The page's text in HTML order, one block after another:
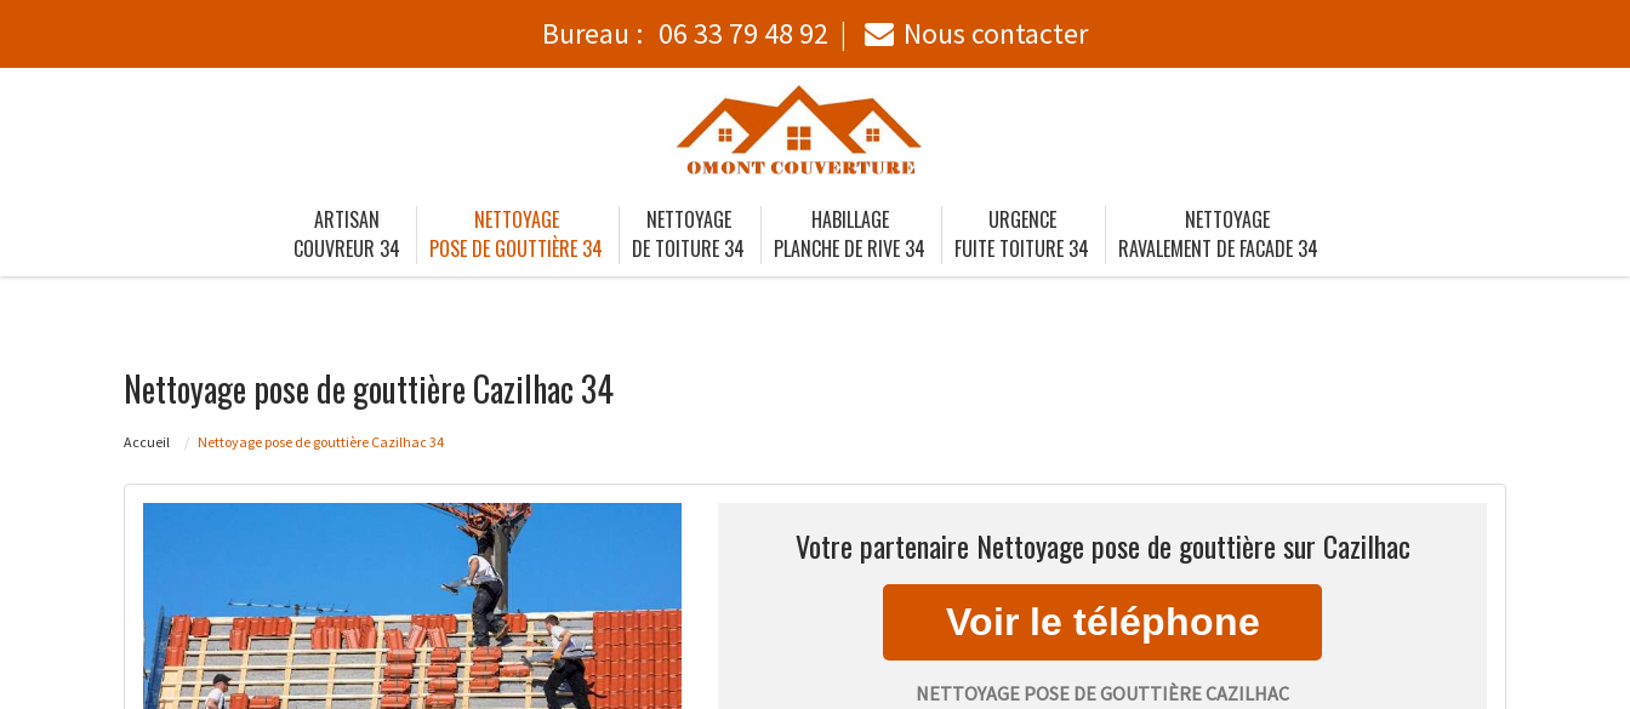
Bureau : 06 33 79 48 92 Nous contacter
ARTISAN
COUVREUR 34
NETTOYAGE
POSE DE GOUTTIÈRE 34
NETTOYAGE
DE TOITURE 34
HABILLAGE
PLANCHE DE RIVE 34
URGENCE
FUITE TOITURE 34
NETTOYAGE
RAVALEMENT DE FACADE 34
Nettoyage pose de gouttière Cazilhac 34
Accueil Nettoyage pose de gouttière Cazilhac 34
Votre partenaire Nettoyage pose de gouttière sur Cazilhac
NETTOYAGE POSE DE GOUTTIÈRE CAZILHAC